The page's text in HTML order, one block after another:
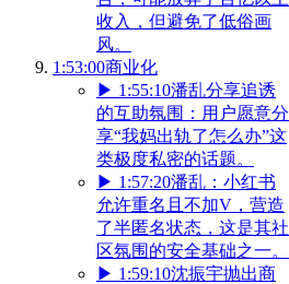
收入，但避免了低俗画
风。
1:53:00商业化
▶ 1:55:10潘乱分享追诱
的互助氛围：用户愿意分
享“我妈出轨了怎么办”这
类极度私密的话题。
▶ 1:57:20潘乱：小红书
允许重名且不加V，营造
了半匿名状态，这是其社
区氛围的安全基础之一。
▶ 1:59:10沈振宇抛出商